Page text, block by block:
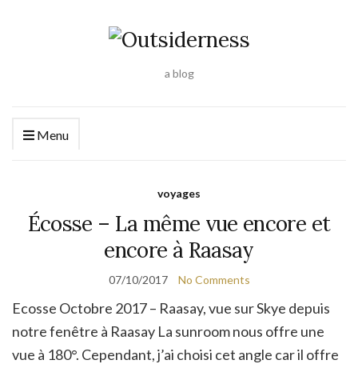
a blog
Menu
voyages
Écosse – La même vue encore et
encore à Raasay
07/10/2017 No Comments
Ecosse Octobre 2017 – Raasay, vue sur Skye depuis
notre fenêtre à Raasay La sunroom nous offre une
vue à 180°. Cependant, j’ai choisi cet angle car il offre